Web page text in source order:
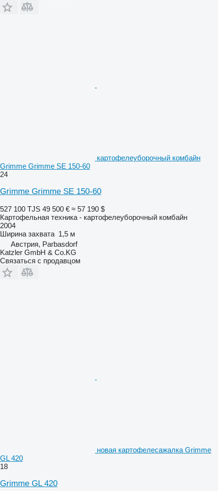
картофелеуборочный комбайн
Grimme Grimme SE 150-60
24
Grimme Grimme SE 150-60
527 100 TJS 49 500 € ≈ 57 190 $
Картофельная техника - картофелеуборочный комбайн
2004
Ширина захвата 1,5 м
Австрия, Parbasdorf
Katzler GmbH & Co.KG
Связаться с продавцом
новая картофелесажалка Grimme
GL 420
18
Grimme GL 420